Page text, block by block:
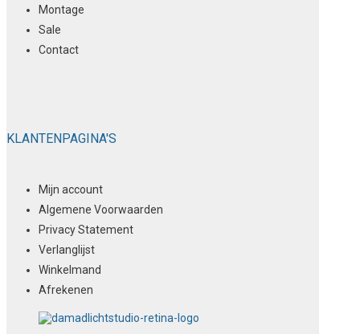
Montage
Sale
Contact
KLANTENPAGINA'S
Mijn account
Algemene Voorwaarden
Privacy Statement
Verlanglijst
Winkelmand
Afrekenen